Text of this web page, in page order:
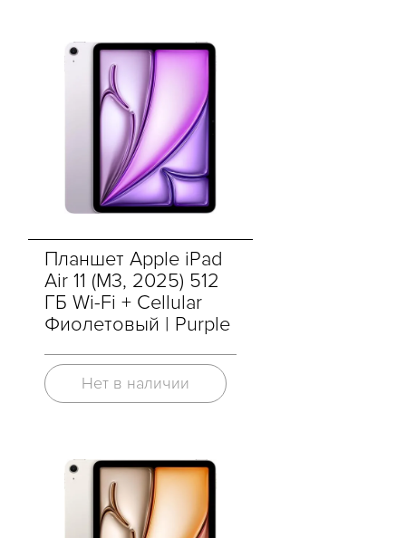
Планшет Apple iPad
Air 11 (M3, 2025) 512
ГБ Wi-Fi + Cellular
Фиолетовый | Purple
Нет в наличии